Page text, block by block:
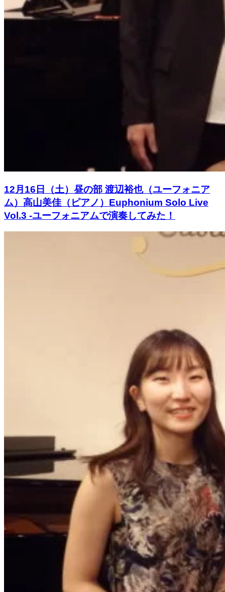
12月16日（土）昼の部 渡辺裕也（ユーフォニア
ム）高山美佳（ピアノ）Euphonium Solo Live
Vol.3 -ユーフォニアムで演奏してみた！